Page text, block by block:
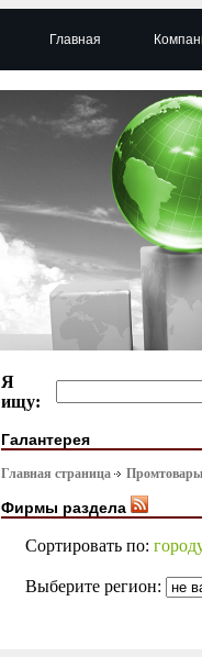
Главная
Я
ищу:
Галантерея
Главная страница Промтовары
Фирмы раздела
Сортировать по:
Выберите регион: